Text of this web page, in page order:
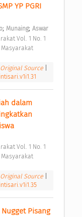
YP PGRI
; Munaing; Aswar
Original Source
dalam
Original Source
Pisang